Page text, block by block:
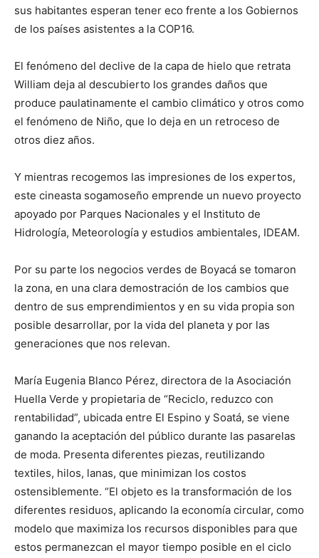
sus habitantes esperan tener eco frente a los Gobiernos
de los países asistentes a la COP16.
El fenómeno del declive de la capa de hielo que retrata
William deja al descubierto los grandes daños que
produce paulatinamente el cambio climático y otros como
el fenómeno de Niño, que lo deja en un retroceso de
otros diez años.
Y mientras recogemos las impresiones de los expertos,
este cineasta sogamoseño emprende un nuevo proyecto
apoyado por Parques Nacionales y el Instituto de
Hidrología, Meteorología y estudios ambientales, IDEAM.
Por su parte los negocios verdes de Boyacá se tomaron
la zona, en una clara demostración de los cambios que
dentro de sus emprendimientos y en su vida propia son
posible desarrollar, por la vida del planeta y por las
generaciones que nos relevan.
María Eugenia Blanco Pérez, directora de la Asociación
Huella Verde y propietaria de “Reciclo, reduzco con
rentabilidad”, ubicada entre El Espino y Soatá, se viene
ganando la aceptación del público durante las pasarelas
de moda. Presenta diferentes piezas, reutilizando
textiles, hilos, lanas, que minimizan los costos
ostensiblemente. “El objeto es la transformación de los
diferentes residuos, aplicando la economía circular, como
modelo que maximiza los recursos disponibles para que
estos permanezcan el mayor tiempo posible en el ciclo